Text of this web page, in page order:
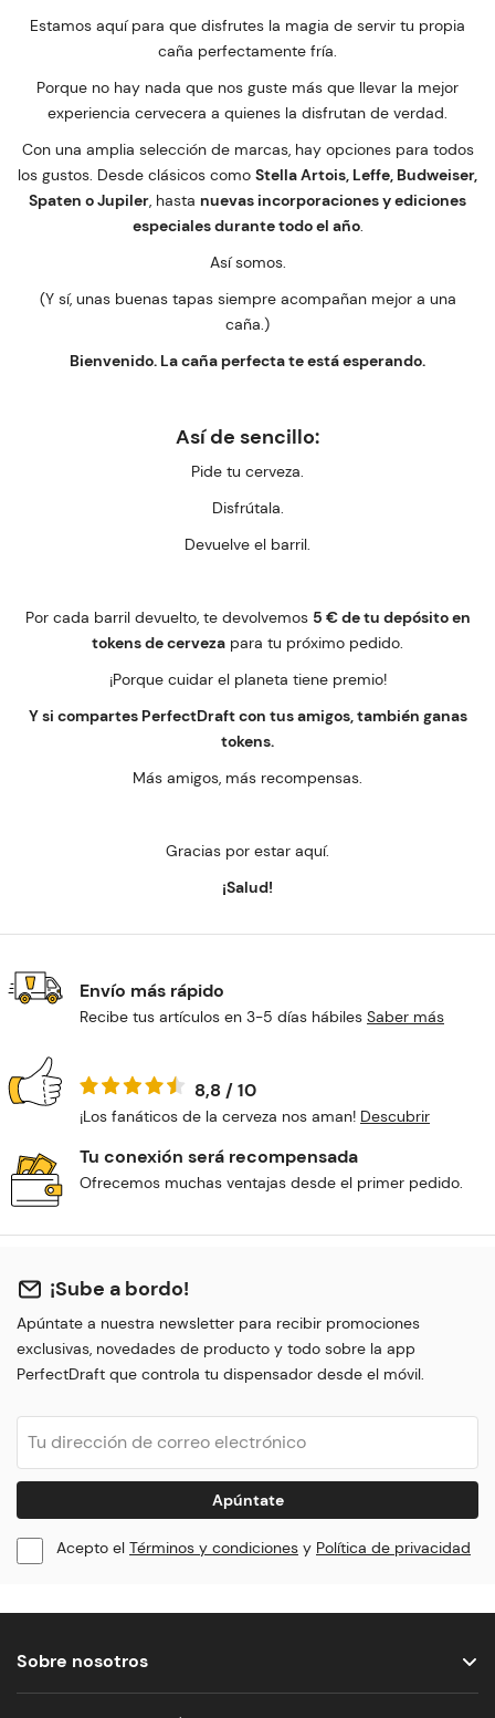
Estamos aquí para que disfrutes la magia de servir tu propia
caña perfectamente fría.
Porque no hay nada que nos guste más que llevar la mejor
experiencia cervecera a quienes la disfrutan de verdad.
Con una amplia selección de marcas, hay opciones para todos
los gustos. Desde clásicos como Stella Artois, Leffe, Budweiser,
Spaten o Jupiler, hasta nuevas incorporaciones y ediciones
especiales durante todo el año.
Así somos.
(Y sí, unas buenas tapas siempre acompañan mejor a una
caña.)
Bienvenido. La caña perfecta te está esperando.
Así de sencillo:
Pide tu cerveza.
Disfrútala.
Devuelve el barril.
Por cada barril devuelto, te devolvemos 5 € de tu depósito en
tokens de cerveza para tu próximo pedido.
¡Porque cuidar el planeta tiene premio!
Y si compartes PerfectDraft con tus amigos, también ganas
tokens.
Más amigos, más recompensas.
Gracias por estar aquí.
¡Salud!
Envío más rápido
Recibe tus artículos en 3-5 días hábiles Saber más
8,8 / 10
¡Los fanáticos de la cerveza nos aman! Descubrir
Tu conexión será recompensada
Ofrecemos muchas ventajas desde el primer pedido.
¡Sube a bordo!
Apúntate a nuestra newsletter para recibir promociones
exclusivas, novedades de producto y todo sobre la app
PerfectDraft que controla tu dispensador desde el móvil.
Apúntate
Acepto el Términos y condiciones y Política de privacidad
Sobre nosotros